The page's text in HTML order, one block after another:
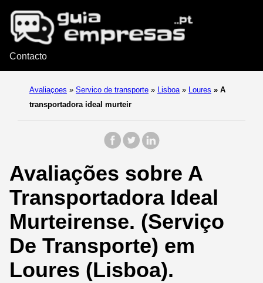
Contacto
Avaliaçoes » Servico de transporte » Lisboa » Loures » A
transportadora ideal murteir
Avaliações sobre A
Transportadora Ideal
Murteirense. (Serviço
De Transporte) em
Loures (Lisboa).